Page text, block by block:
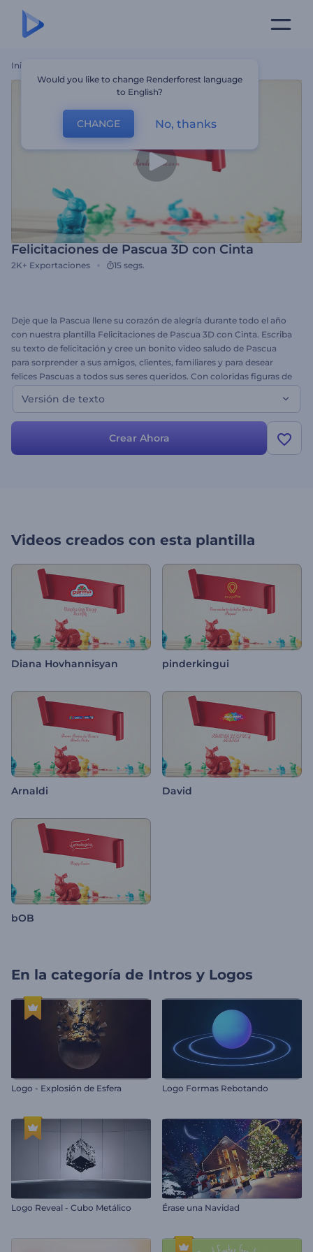
Inicio
Felicitaciones de Pascua 3D con Cinta
2K+ Exportaciones 15 segs.
Deje que la Pascua llene su corazón de alegría durante todo el año
con nuestra plantilla Felicitaciones de Pascua 3D con Cinta. Escriba
su texto de felicitación y cree un bonito video saludo de Pascua
para sorprender a sus amigos, clientes, familiares y para desear
felices Pascuas a todos sus seres queridos. Con coloridas figuras de
conejos y hermosas cintas para escribir su mensaje, esta plantilla es
perfecta para anuncios comerciales destacados, presentaciones,
mucho más. Esta es la versión de texto de la plantilla. ¡Pruébela
Versión de texto
Crear Ahora
Videos creados con esta plantilla
Diana Hovhannisyan pinderkingui
Arnaldi David
bOB
En la categoría de Intros y Logos
Logo - Explosión de Esfera Logo Formas Rebotando
Logo Reveal - Cubo Metálico Érase una Navidad
Would you like to change Renderforest language
to English?
CHANGE No, thanks